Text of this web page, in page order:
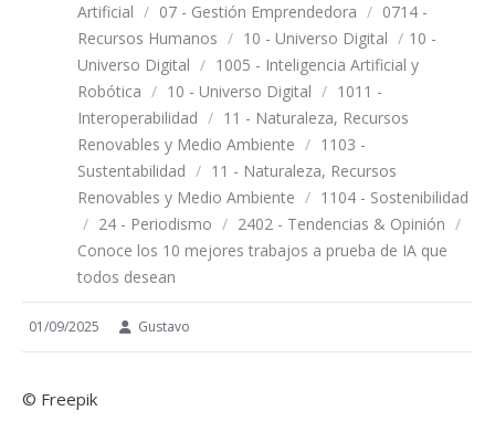
Artificial / 07 - Gestión Emprendedora / 0714 -
Recursos Humanos / 10 - Universo Digital / 10 -
Universo Digital / 1005 - Inteligencia Artificial y
Robótica / 10 - Universo Digital / 1011 -
Interoperabilidad / 11 - Naturaleza, Recursos
Renovables y Medio Ambiente / 1103 -
Sustentabilidad / 11 - Naturaleza, Recursos
Renovables y Medio Ambiente / 1104 - Sostenibilidad
/ 24 - Periodismo / 2402 - Tendencias & Opinión /
Conoce los 10 mejores trabajos a prueba de IA que
todos desean
01/09/2025 Gustavo
© Freepik